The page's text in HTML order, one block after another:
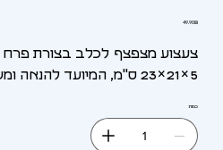
מחיר‏49.90 ‏₪
צעצוע מצפצף לכלב בצורת פרח
5×21×23 ס"מ, המיועד להנאה ומשחק.
כמות